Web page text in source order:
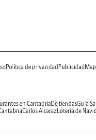
Política de privacidad Publicidad
en Cantabria De tiendasGuía
Carlos AlcarazLotería de